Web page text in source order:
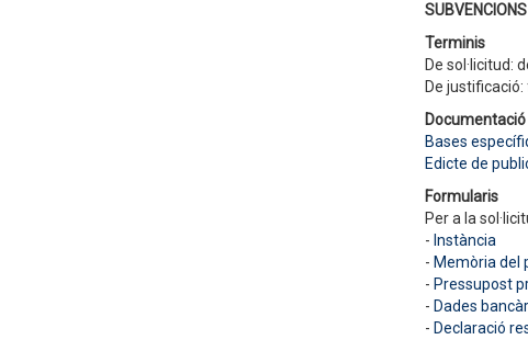
Terminis
De sol·licitud:
De
Documentació
Bases
Edicte de
Formularis
Per a la
- Instància
- Memòria del
- Pressupost
- Dades
- Declaració